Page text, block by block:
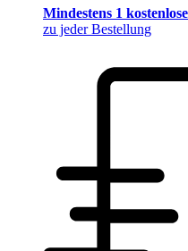
Mindestens 1
zu jeder Bestellung